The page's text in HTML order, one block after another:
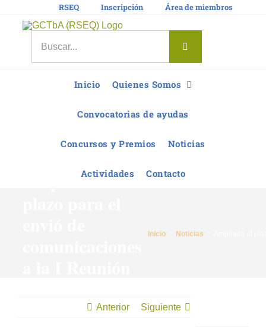
RSEQ Inscripción Área de miembros
Inicio Quienes Somos
Convocatorias de ayudas
Concursos y Premios Noticias
Actividades Contacto
Ampliado el
Inicio Noticias
Anterior Siguiente